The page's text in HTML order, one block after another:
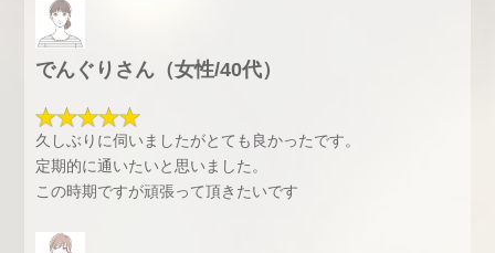
でんぐりさん（女性/40代）
久しぶりに伺いましたがとても良かったです。
定期的に通いたいと思いました。
この時期ですが頑張って頂きたいです